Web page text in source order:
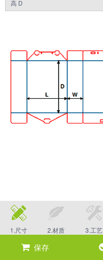
高 D
1.尺寸 2.材质 3.工艺
保存